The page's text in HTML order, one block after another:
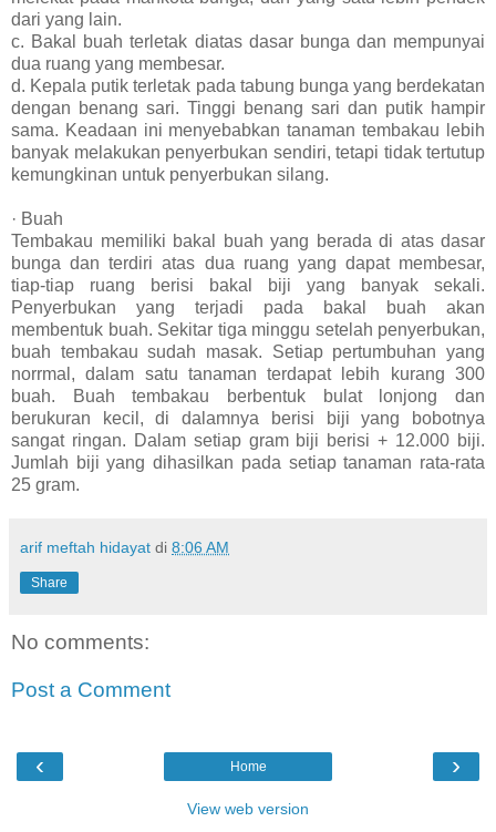
dari yang lain.
c. Bakal buah terletak diatas dasar bunga dan mempunyai
dua ruang yang membesar.
d. Kepala putik terletak pada tabung bunga yang berdekatan
dengan benang sari. Tinggi benang sari dan putik hampir
sama. Keadaan ini menyebabkan tanaman tembakau lebih
banyak melakukan penyerbukan sendiri, tetapi tidak tertutup
kemungkinan untuk penyerbukan silang.
· Buah
Tembakau memiliki bakal buah yang berada di atas dasar
bunga dan terdiri atas dua ruang yang dapat membesar,
tiap-tiap ruang berisi bakal biji yang banyak sekali.
Penyerbukan yang terjadi pada bakal buah akan
membentuk buah. Sekitar tiga minggu setelah penyerbukan,
buah tembakau sudah masak. Setiap pertumbuhan yang
norrmal, dalam satu tanaman terdapat lebih kurang 300
buah. Buah tembakau berbentuk bulat lonjong dan
berukuran kecil, di dalamnya berisi biji yang bobotnya
sangat ringan. Dalam setiap gram biji berisi + 12.000 biji.
Jumlah biji yang dihasilkan pada setiap tanaman rata-rata
25 gram.
arif meftah hidayat di 8:06 AM
Share
No comments:
Post a Comment
‹ ›
Home
View web version